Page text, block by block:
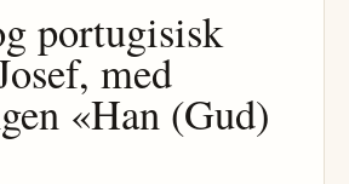
portugisisk
med
«Han (Gud)